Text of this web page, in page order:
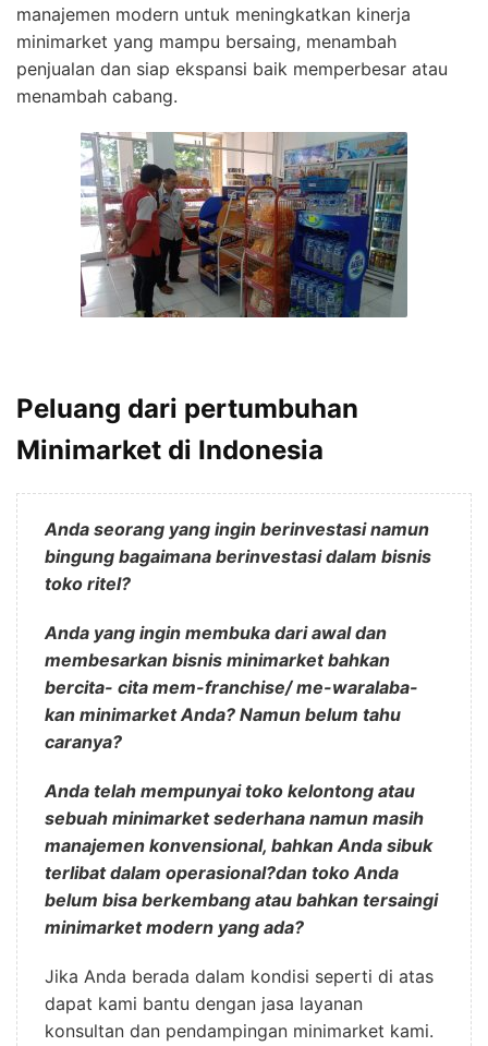
manajemen modern untuk meningkatkan kinerja
minimarket yang mampu bersaing, menambah
penjualan dan siap ekspansi baik memperbesar atau
menambah cabang.
Peluang dari pertumbuhan
Minimarket di Indonesia
Anda seorang yang ingin berinvestasi namun
bingung bagaimana berinvestasi dalam bisnis
toko ritel?
Anda yang ingin membuka dari awal dan
membesarkan bisnis minimarket bahkan
bercita- cita mem-franchise/ me-waralaba-
kan minimarket Anda? Namun belum tahu
caranya?
Anda telah mempunyai toko kelontong atau
sebuah minimarket sederhana namun masih
manajemen konvensional, bahkan Anda sibuk
terlibat dalam operasional?dan toko Anda
belum bisa berkembang atau bahkan tersaingi
minimarket modern yang ada?
Jika Anda berada dalam kondisi seperti di atas
dapat kami bantu dengan jasa layanan
konsultan dan pendampingan minimarket kami.